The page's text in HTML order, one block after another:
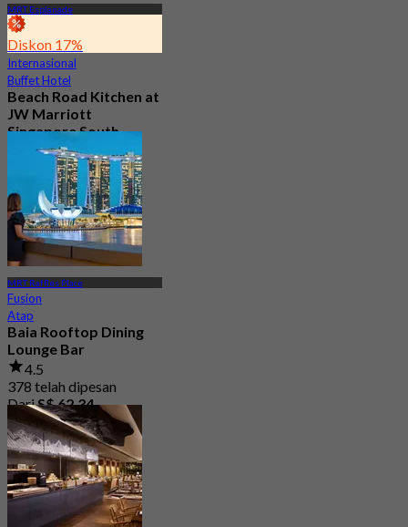
MRT Esplanade
Diskon 17%
Internasional
Buffet Hotel
Beach Road Kitchen at
JW Marriott
Singapore South
Beach
247 telah dipesan
DariS$ 78
MRT Raffles Place
Fusion
Atap
Baia Rooftop Dining
Lounge Bar
4.5
378 telah dipesan
DariS$ 62.34